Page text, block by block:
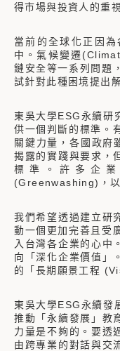
得市場與投資人的重視
當前的全球化正因
中。氣候變遷
鏈安全等一系列問題
試針對此種困境提出
東吳大學ESG永續研
供一個判斷的標準。
關鍵力量，各國政府
揭露的實踐與要求，
標準。許多企
(Greenwashing)，以
我們希望透過建立研
動一個更加完善且受
入台灣各企業的心中
向「深化企業價值」
的「長期願景工程
東吳大學ESG永續發
推動「永續發展」教
力量是不夠的。要透
由跨專業的對話與交